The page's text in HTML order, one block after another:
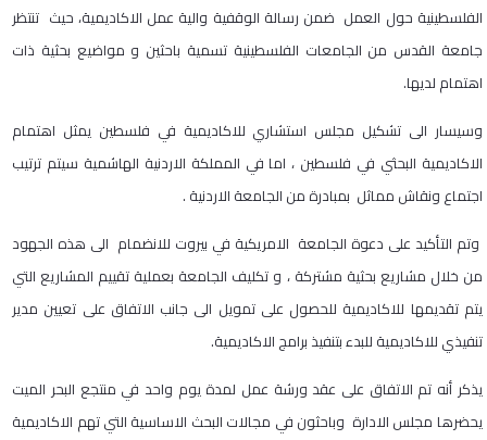
الفلسطينية حول العمل ضمن رسالة الوقفية والية عمل الاكاديمية، حيث تنتظر
جامعة القدس من الجامعات الفلسطينية تسمية باحثين و مواضيع بحثية ذات
اهتمام لديها.
وسيسار الى تشكيل مجلس استشاري للاكاديمية في فلسطين يمثل اهتمام
الاكاديمية البحثي في فلسطين ، اما في المملكة الاردنية الهاشمية سيتم ترتيب
اجتماع ونقاش مماثل بمبادرة من الجامعة الاردنية .
وتم التأكيد على دعوة الجامعة الامريكية في بيروت للانضمام الى هذه الجهود
من خلال مشاريع بحثية مشتركة ، و تكليف الجامعة بعملية تقييم المشاريع التي
يتم تقديمها للاكاديمية للحصول على تمويل الى جانب الاتفاق على تعيين مدير
تنفيذي للاكاديمية للبدء بتنفيذ برامج الاكاديمية.
يذكر أنه تم الاتفاق على عقد ورشة عمل لمدة يوم واحد في منتجع البحر الميت
يحضرها مجلس الادارة وباحثون في مجالات البحث الاساسية التي تهم الاكاديمية